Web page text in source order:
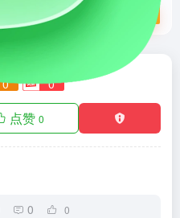
0 0
点赞 0
0 0